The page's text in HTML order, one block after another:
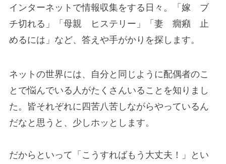
インターネットで情報収集をする日々。「嫁 ブ
チ切れる」「母親 ヒステリー」「妻 癇癪 止
めるには」など、答えや手がかりを探します。
ネットの世界には、自分と同じように配偶者のこ
とで悩んでいる人がたくさんいることを知りまし
た。皆それぞれに四苦八苦しながらやっているん
だなと思うと、少しホッとします。
だからといって「こうすればもう大丈夫！」とい